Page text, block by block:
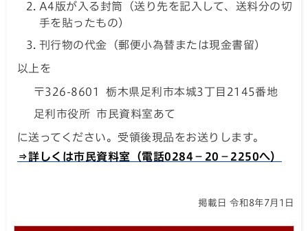
A4版が入る封筒（送り先を記入して、送料分の切
手を貼ったもの）
刊行物の代金（郵便小為替または現金書留）
以上を
〒326-8601 栃木県足利市本城3丁目2145番地
足利市役所 市民資料室あて
に送ってください。受領後現品をお送りします。
⇒詳しくは市民資料室（電話0284－20－2250へ）
掲載日 令和8年7月1日